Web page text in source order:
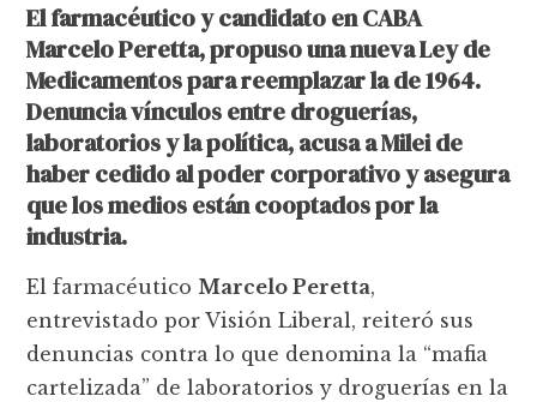
El farmacéutico y candidato en CABA
Marcelo Peretta, propuso una nueva Ley de
Medicamentos para reemplazar la de 1964.
Denuncia vínculos entre droguerías,
laboratorios y la política, acusa a Milei de
haber cedido al poder corporativo y asegura
que los medios están cooptados por la
industria.
El farmacéutico Marcelo Peretta,
entrevistado por Visión Liberal, reiteró sus
denuncias contra lo que denomina la “mafia
cartelizada” de laboratorios y droguerías en la